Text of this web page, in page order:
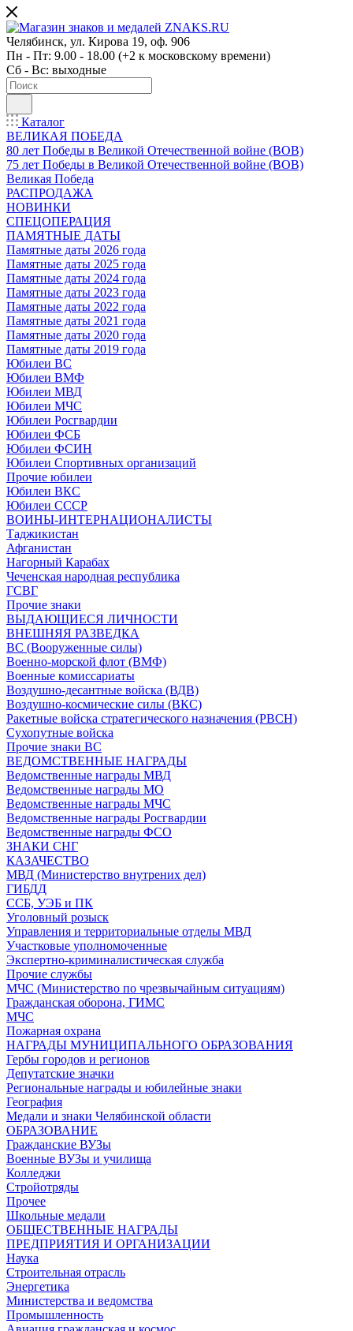
Челябинск, ул. Кирова 19, оф. 906
Пн - Пт: 9.00 - 18.00 (+2 к московскому времени)
Сб - Вс: выходные
Каталог
ВЕЛИКАЯ ПОБЕДА
80 лет Победы в Великой Отечественной войне (ВОВ)
75 лет Победы в Великой Отечественной войне (ВОВ)
Великая Победа
РАСПРОДАЖА
НОВИНКИ
СПЕЦОПЕРАЦИЯ
ПАМЯТНЫЕ ДАТЫ
Памятные даты 2026 года
Памятные даты 2025 года
Памятные даты 2024 года
Памятные даты 2023 года
Памятные даты 2022 года
Памятные даты 2021 года
Памятные даты 2020 года
Памятные даты 2019 года
Юбилеи ВС
Юбилеи ВМФ
Юбилеи МВД
Юбилеи МЧС
Юбилеи Росгвардии
Юбилеи ФСБ
Юбилеи ФСИН
Юбилеи Спортивных организаций
Прочие юбилеи
Юбилеи ВКС
Юбилеи СССР
ВОИНЫ-ИНТЕРНАЦИОНАЛИСТЫ
Таджикистан
Афганистан
Нагорный Карабах
Чеченская народная республика
ГСВГ
Прочие знаки
ВЫДАЮЩИЕСЯ ЛИЧНОСТИ
ВНЕШНЯЯ РАЗВЕДКА
ВС (Вооруженные силы)
Военно-морской флот (ВМФ)
Военные комиссариаты
Воздушно-десантные войска (ВДВ)
Воздушно-космические силы (ВКС)
Ракетные войска стратегического назначения (РВСН)
Сухопутные войска
Прочие знаки ВС
ВЕДОМСТВЕННЫЕ НАГРАДЫ
Ведомственные награды МВД
Ведомственные награды МО
Ведомственные награды МЧС
Ведомственные награды Росгвардии
Ведомственные награды ФСО
ЗНАКИ СНГ
КАЗАЧЕСТВО
МВД (Министерство внутрених дел)
ГИБДД
ССБ, УЭБ и ПК
Уголовный розыск
Управления и территориальные отделы МВД
Участковые уполномоченные
Экспертно-криминалистическая служба
Прочие службы
МЧС (Министерство по чрезвычайным ситуациям)
Гражданская оборона, ГИМС
МЧС
Пожарная охрана
НАГРАДЫ МУНИЦИПАЛЬНОГО ОБРАЗОВАНИЯ
Гербы городов и регионов
Депутатские значки
Региональные награды и юбилейные знаки
География
Медали и знаки Челябинской области
ОБРАЗОВАНИЕ
Гражданские ВУЗы
Военные ВУЗы и училища
Колледжи
Стройотряды
Прочее
Школьные медали
ОБЩЕСТВЕННЫЕ НАГРАДЫ
ПРЕДПРИЯТИЯ И ОРГАНИЗАЦИИ
Наука
Строительная отрасль
Энергетика
Министерства и ведомства
Промышленность